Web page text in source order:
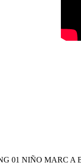
01 NIÑO MARC A